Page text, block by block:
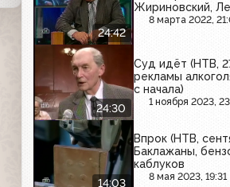
24:42
Жириновский,
8 марта 2022,
24:30
Суд идёт (НТВ,
рекламы
с начала)
1 ноября 2023,
14:03
Впрок (НТВ,
Баклажаны,
каблуков
8 мая 2023, 19:31